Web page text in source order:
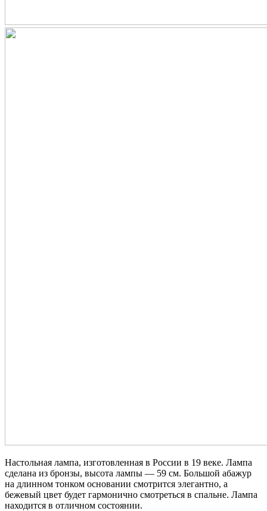
Настольная лампа, изготовленная в России в 19 веке. Лампа
сделана из бронзы, высота лампы — 59 см. Большой абажур
на длинном тонком основании смотрится элегантно, а
бежевый цвет будет гармонично смотреться в спальне. Лампа
находится в отличном состоянии.